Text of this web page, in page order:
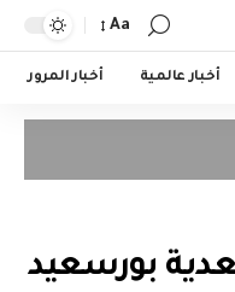
Aa
أخبار عالمية أخبار المرور
بورسعيد